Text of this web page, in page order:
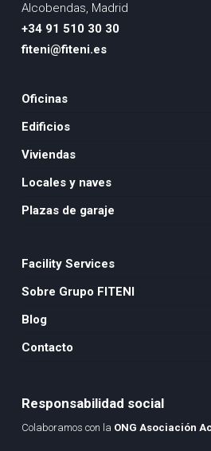
Alcobendas, Madrid
+34 91 510 30 30
fiteni@fiteni.es
Oficinas
Edificios
Viviendas
Locales y naves
Plazas de garaje
Facility Services
Sobre Grupo FITENI
Blog
Contacto
Responsabilidad social
Colaboramos con la ONG Asociación